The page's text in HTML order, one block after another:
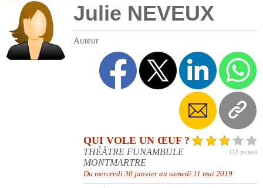
Julie NEVEUX
Auteur
(18 notes)
QUI VOLE UN ŒUF ?
THÉÂTRE FUNAMBULE
MONTMARTRE
Du mercredi 30 janvier au samedi 11 mai 2019